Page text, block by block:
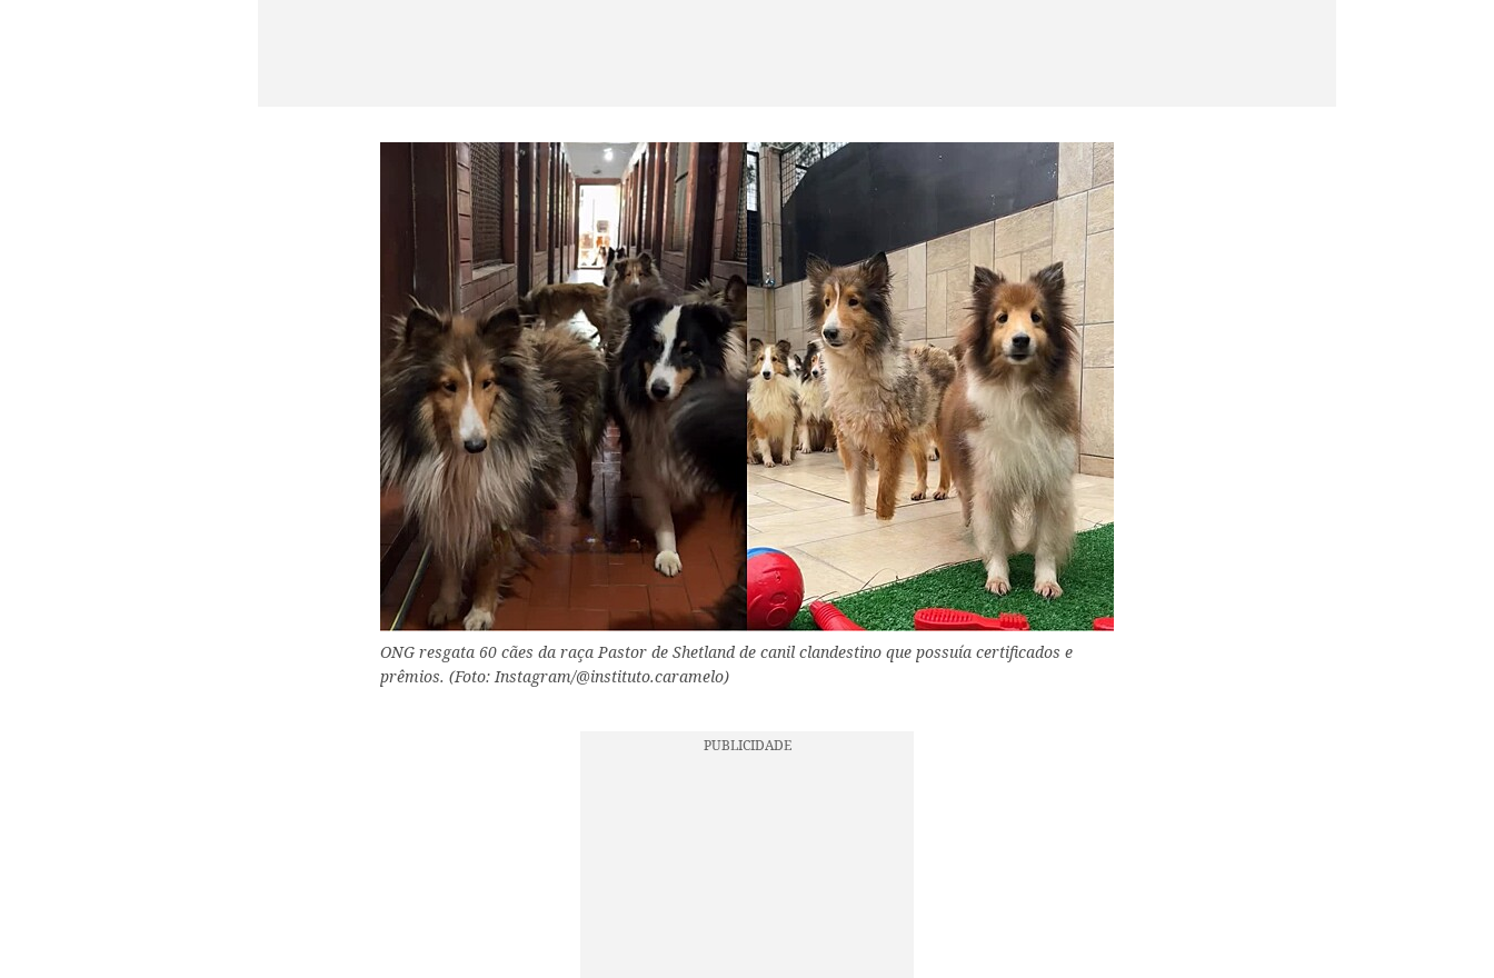
ONG resgata 60 cães da raça Pastor de Shetland de canil clandestino que possuía certificados e
prêmios. (Foto: Instagram/@instituto.caramelo)